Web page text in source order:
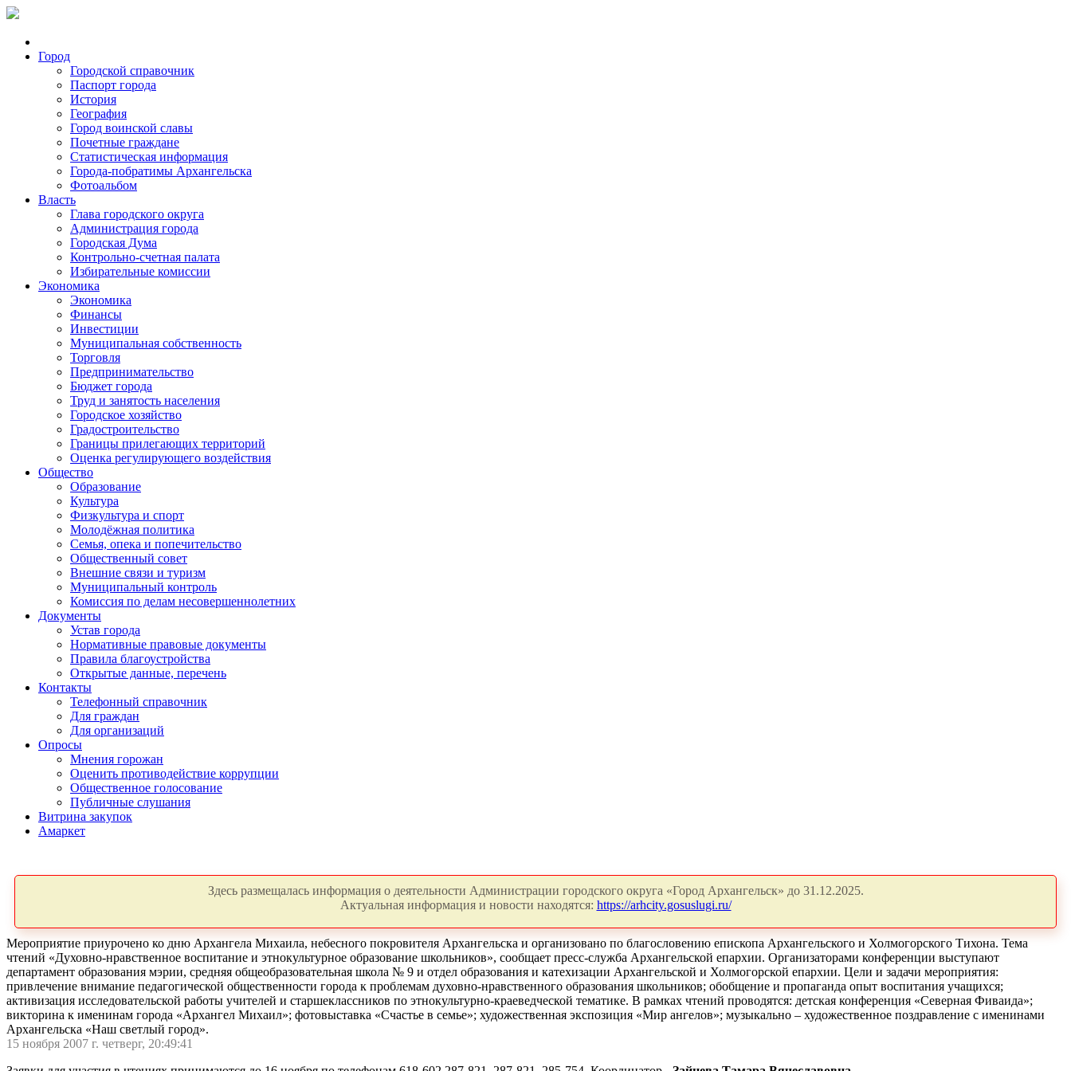
Город
Городской справочник
Паспорт города
История
География
Город воинской славы
Почетные граждане
Статистическая информация
Города-побратимы Архангельска
Фотоальбом
Власть
Глава городского округа
Администрация города
Городская Дума
Контрольно-счетная палата
Избирательные комиссии
Экономика
Экономика
Финансы
Инвестиции
Муниципальная собственность
Торговля
Предпринимательство
Бюджет города
Труд и занятость населения
Городское хозяйство
Градостроительство
Границы прилегающих территорий
Оценка регулирующего воздействия
Общество
Образование
Культура
Физкультура и спорт
Молодёжная политика
Семья, опека и попечительство
Общественный совет
Внешние связи и туризм
Муниципальный контроль
Комиссия по делам несовершеннолетних
Документы
Устав города
Нормативные правовые документы
Правила благоустройства
Открытые данные, перечень
Контакты
Телефонный справочник
Для граждан
Для организаций
Опросы
Мнения горожан
Оценить противодействие коррупции
Общественное голосование
Публичные слушания
Витрина закупок
Амаркет
Здесь размещалась информация о деятельности Администрации городского округа «Город Архангельск» до 31.12.2025.
Актуальная информация и новости находятся: https://arhcity.gosuslugi.ru/
Мероприятие приурочено ко дню Архангела Михаила, небесного покровителя Архангельска и организовано по благословению епископа Архангельского и Холмогорского Тихона. Тема
чтений «Духовно-нравственное воспитание и этнокультурное образование школьников», сообщает пресс-служба Архангельской епархии. Организаторами конференции выступают
департамент образования мэрии, средняя общеобразовательная школа № 9 и отдел образования и катехизации Архангельской и Холмогорской епархии. Цели и задачи мероприятия:
привлечение внимание педагогической общественности города к проблемам духовно-нравственного образования школьников; обобщение и пропаганда опыт воспитания учащихся;
активизация исследовательской работы учителей и старшеклассников по этнокультурно-краеведческой тематике. В рамках чтений проводятся: детская конференция «Северная Фиваида»;
викторина к именинам города «Архангел Михаил»; фотовыставка «Счастье в семье»; художественная экспозиция «Мир ангелов»; музыкально – художественное поздравление с именинами
Архангельска «Наш светлый город».
15 ноября 2007 г. четверг, 20:49:41